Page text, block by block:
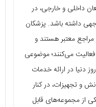
داخلی و خارجی، در
داشته باشد. پزشکان
معتبر هستند و
می‌کنند؛ موضوعی
دنیا در ارائه خدمات
و تجهیزات، در کنار
از مجموعه‌های قابل